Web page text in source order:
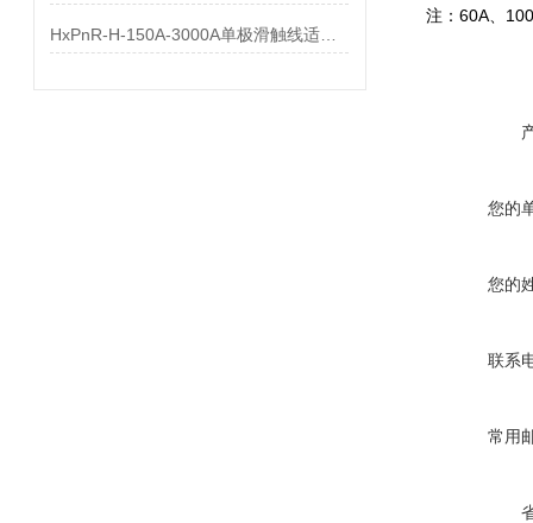
注：60A、
您的
您的
联系
常用